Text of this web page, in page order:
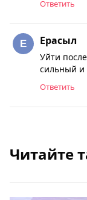
Ответить
Ерасыл
Уйти
сильный и
Ответить
Читайте